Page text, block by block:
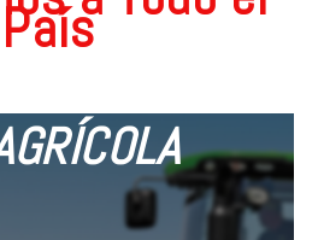
País